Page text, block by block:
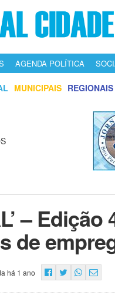
AGENDA POLÍTICA
MUNICIPAIS REGIONAIS
–
de
há 1 ano